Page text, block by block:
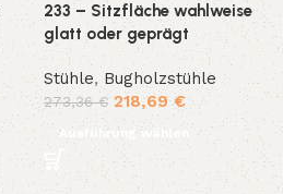
233 – Sitzfläche wahlweise
glatt oder geprägt
Stühle, Bugholzstühle
273,36€ 218,69€
Ausführung wählen